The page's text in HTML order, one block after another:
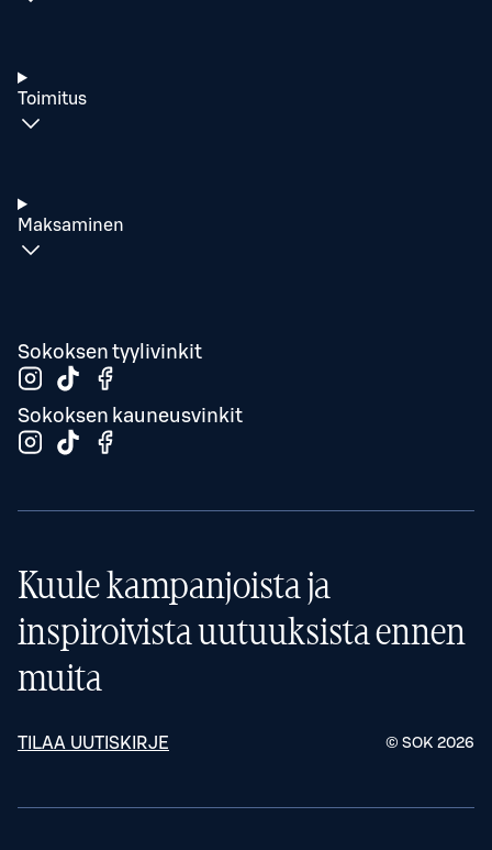
Toimitus
Maksaminen
Sokoksen tyylivinkit
Sokoksen kauneusvinkit
Kuule kampanjoista ja
inspiroivista uutuuksista ennen
muita
TILAA UUTISKIRJE © SOK 2026